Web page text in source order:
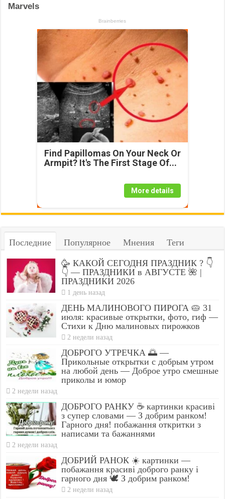
Find Papillomas On Your Neck Or
Armpit? It's The First Stage Of...
More details
Последние Популярное Мнения Теги
🥳 КАКОЙ СЕГОДНЯ ПРАЗДНИК ? 👇
👇 — ПРАЗДНИКИ в АВГУСТЕ 🌺 |
ПРАЗДНИКИ 2026
1 день назад
ДЕНЬ МАЛИНОВОГО ПИРОГА 🥧 31
июля: красивые открытки, фото, гиф —
Стихи к Дню малиновых пирожков
2 недели назад
ДОБРОГО УТРЕЧКА 🌅 —
Прикольные открытки с добрым утром
на любой день — Доброе утро смешные
приколы и юмор
2 недели назад
ДОБРОГО РАНКУ ☕ картинки красиві
з супер словами — З добрим ранком!
Гарного дня! побажання откритки з
написами та бажаннями
2 недели назад
ДОБРИЙ РАНОК ☀️ картинки —
побажання красиві доброго ранку і
гарного дня 🕊️ З добрим ранком!
2 недели назад